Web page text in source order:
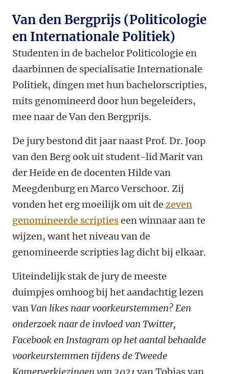
Van den Bergprijs (Politicologie
en Internationale Politiek)
Studenten in de bachelor Politicologie en
daarbinnen de specialisatie Internationale
Politiek, dingen met hun bachelorscripties,
mits genomineerd door hun begeleiders,
mee naar de Van den Bergprijs.
De jury bestond dit jaar naast Prof. Dr. Joop
van den Berg ook uit student-lid Marit van
der Heide en de docenten Hilde van
Meegdenburg en Marco Verschoor. Zij
vonden het erg moeilijk om uit de zeven
genomineerde scriptieseen winnaar aan te
wijzen, want het niveau van de
genomineerde scripties lag dicht bij elkaar.
Uiteindelijk stak de jury de meeste
duimpjes omhoog bij het aandachtig lezen
vanVan likes naar voorkeurstemmen? Een
onderzoek naar de invloed van Twitter,
Facebook en Instagram op het aantal behaalde
voorkeurstemmen tijdens de Tweede